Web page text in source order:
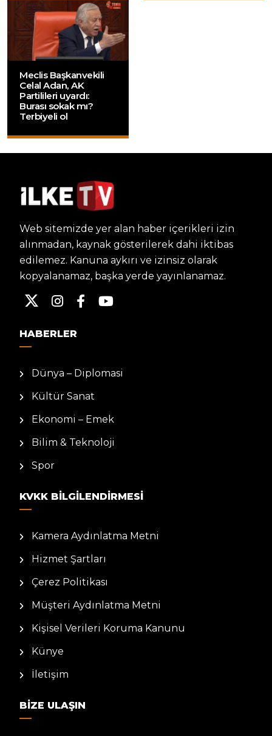
Meclis Başkanvekili
Celal Adan, AK
Partilileri uyardı:
Burası sokak mı?
Terbiyeli ol
Web sitemizde yer alan haber içerikleri izin
alınmadan, kaynak gösterilerek dahi iktibas
edilemez. Kanuna aykırı ve izinsiz olarak
kopyalanamaz, başka yerde yayınlanamaz.
HABERLER
Dünya – Diplomasi
Kültür Sanat
Ekonomi – Emek
Bilim & Teknoloji
Spor
KVKK BILGILENDIRMESI
Kamera Aydınlatma Metni
Hizmet Şartları
Çerez Politikası
Müşteri Aydınlatma Metni
Kişisel Verileri Koruma Kanunu
Künye
İletişim
BIZE ULAŞIN